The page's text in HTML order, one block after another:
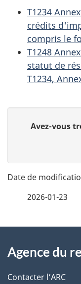
T1234
crédits
compris le
T1248
statut de
T1234,
t
a
l
s
n
o
t
r
e
Avez-vous
2026-01-23
propos
de
Agence du
Contacter l’ARC